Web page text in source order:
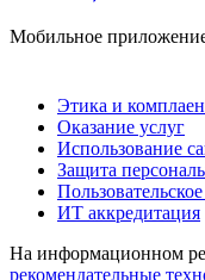
Мобильное
Этика и
Оказание услуг
Использование
Защита
ИТ аккредитация
На информационном
рекомендательные